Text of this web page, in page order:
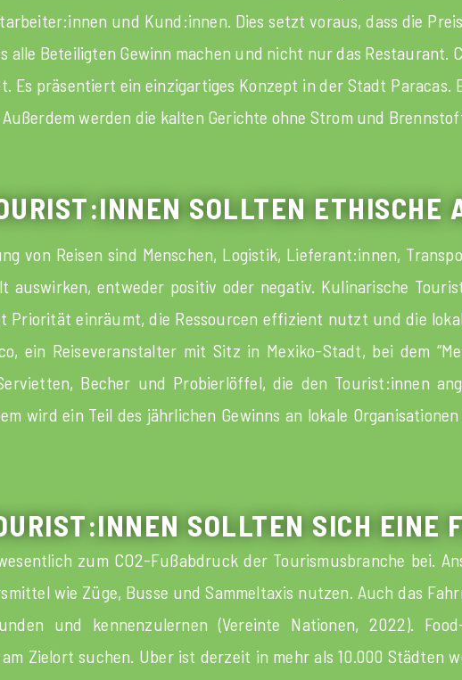
und Kund:innen. Dies setzt voraus, dass die
alle Beteiligten Gewinn machen und nicht nur das
Es präsentiert ein einzigartiges Konzept in der Stadt
werden die kalten Gerichte ohne Strom und
SOLLTEN ETHISCHE
von Reisen sind Menschen, Logistik, Lieferant:innen,
auswirken, entweder positiv oder negativ. Kulinarische
Priorität einräumt, die Ressourcen effizient nutzt und die
ein Reiseveranstalter mit Sitz in Mexiko-Stadt, bei dem
Becher und Probierlöffel, die den Tourist:innen
wird ein Teil des jährlichen Gewinns an lokale
SOLLTEN SICH EINE
zum CO2-Fußabdruck der Tourismusbranche bei.
wie Züge, Busse und Sammeltaxis nutzen. Auch das
und kennenzulernen (Vereinte Nationen, 2022).
Zielort suchen. Uber ist derzeit in mehr als 10.000